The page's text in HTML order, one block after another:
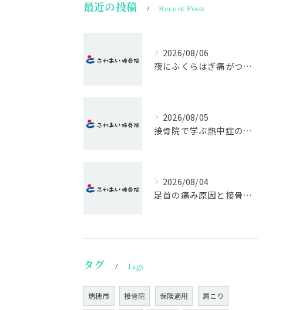
最近の投稿 Recent Posts
2026/08/06
夜にふくらはぎ痛がつらい原因と対処法
2026/08/05
接骨院で学ぶ熱中症の早期発見サイン
2026/08/04
足首の痛み原因と接骨院の対処法
タグ Tags
瑞穂市 接骨院 保険適用 肩こり